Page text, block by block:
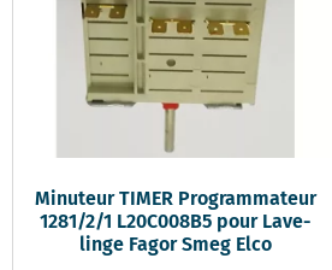
Minuteur TIMER Programmateur
1281/2/1 L20C008B5 pour Lave-
linge Fagor Smeg Elco